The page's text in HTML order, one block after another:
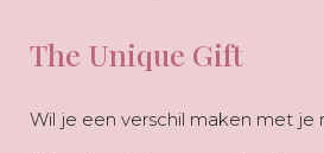
The Unique Gift
Wil je een verschil maken met je